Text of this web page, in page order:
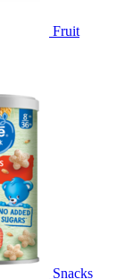
Fruit
Snacks